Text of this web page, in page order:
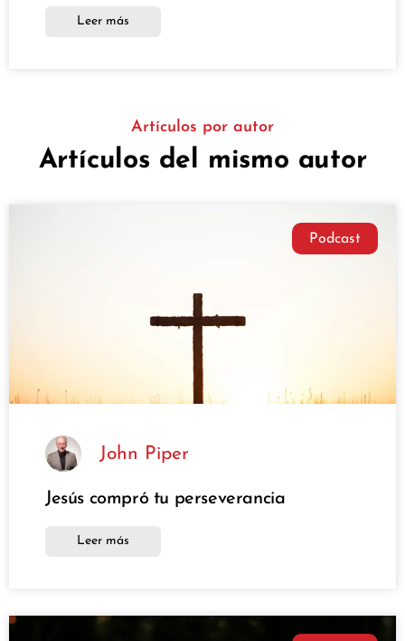
Leer más
Artículos por autor
Artículos del mismo autor
Podcast
John Piper
Jesús compró tu perseverancia
Leer más